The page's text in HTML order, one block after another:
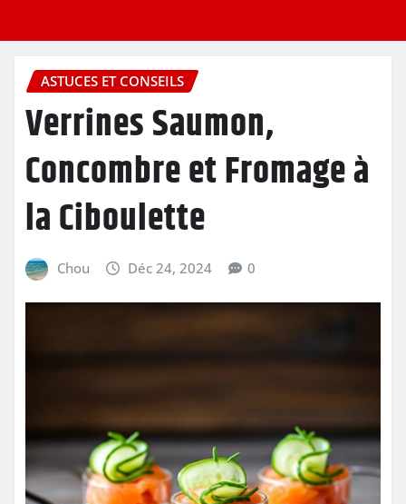
ASTUCES ET CONSEILS
Verrines Saumon,
Concombre et Fromage à
la Ciboulette
Chou Déc 24, 2024 0